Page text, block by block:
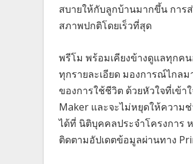
สบายให้กับลูกบ้านมากขึ้น การ
สภาพปกติโดยเร็วที่สุด
พรีโม พร้อมเคียงข้างดูแลทุกคน
ทุกรายละเอียด มองการณ์ไกล
ของการใช้ชีวิต ด้วยหัวใจที่เข้า
Maker และจะไม่หยุดให้ความ
ได้ที่ นิติบุคคลประจำโครงการ
ติดตามอัปเดตข้อมูลผ่านทาง